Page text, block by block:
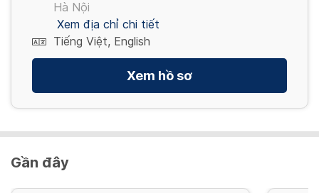
Hà Nội
Xem địa chỉ chi tiết
Tiếng Việt, English
Xem hồ sơ
Gần đây